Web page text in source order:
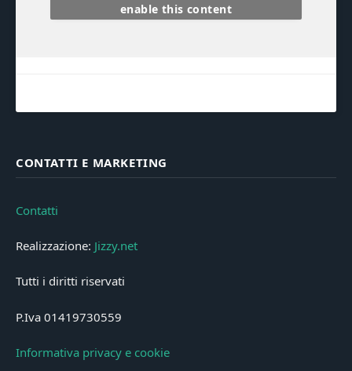
enable this content
CONTATTI E MARKETING
Contatti
Realizzazione: Jizzy.net
Tutti i diritti riservati
P.Iva 01419730559
Informativa privacy e cookie